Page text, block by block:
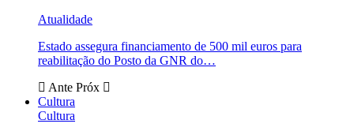
Atualidade
Estado assegura financiamento de 500 mil euros para
reabilitação do Posto da GNR do…
Ante Próx
Cultura
Cultura